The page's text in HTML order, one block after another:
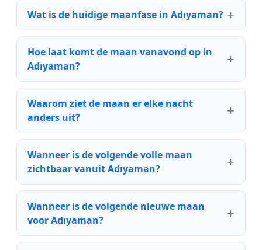
Wat is de huidige maanfase in Adıyaman?
Hoe laat komt de maan vanavond op in
Adıyaman?
Waarom ziet de maan er elke nacht
anders uit?
Wanneer is de volgende volle maan
zichtbaar vanuit Adıyaman?
Wanneer is de volgende nieuwe maan
voor Adıyaman?